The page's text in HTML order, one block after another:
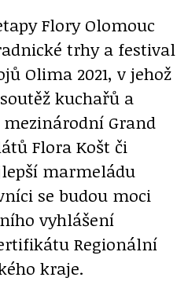
Flory Olomouc
trhy a festival
Olima 2021, v jehož
kuchařů a
Grand
Flora Košt či
marmeládu
se budou moci
vyhlášení
Regionální
kraje.